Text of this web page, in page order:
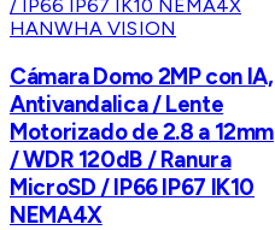
HANWHA VISION
Cámara Domo 2MP con IA,
Antivandalica / Lente
Motorizado de 2.8 a 12mm
/ WDR 120dB / Ranura
MicroSD / IP66 IP67 IK10
NEMA4X